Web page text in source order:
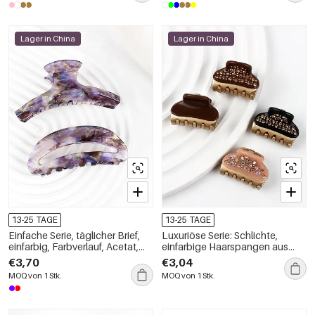
Lager in China
13-25 TAGE
Einfache Serie, täglicher Brief,
einfarbig, Farbverlauf, Acetat,
Haarkrallen
€3,70
MOQ von 1 Stk.
Lager in China
13-25 TAGE
Luxuriöse Serie: Schlichte,
einfarbige Haarspangen aus
Acetat mit Strasssteinen
€3,04
MOQ von 1 Stk.